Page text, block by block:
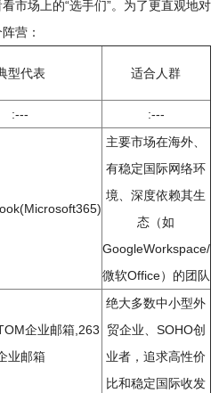
市场上的“选手们”。为了更直观地对
营：
型代表 适合人群
:--- :---
主要市场在海外、
有稳定国际网络环
境、深度依赖其生
态（如
GoogleWorkspace/
微软Office）的团队
企业邮箱,263
业邮箱
绝大多数中小型外
贸企业、SOHO创
业者，追求高性价
比和稳定国际收发